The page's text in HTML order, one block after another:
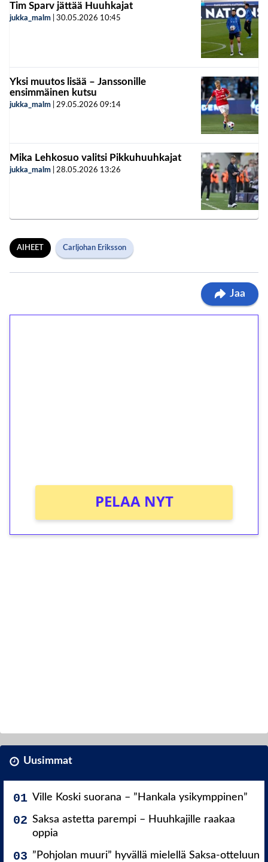
Tim Sparv jättää Huuhkajat
jukka_malm 30.05.2026 10:45
Yksi muutos lisää – Janssonille
ensimmäinen kutsu
jukka_malm 29.05.2026 09:14
Mika Lehkosuo valitsi Pikkuhuuhkajat
jukka_malm 28.05.2026 13:26
AIHEET Carljohan Eriksson
Jaa
PELAA NYT
Uusimmat
Ville Koski suorana – ”Hankala ysikymppinen”
Saksa astetta parempi – Huuhkajille raakaa
oppia
”Pohjolan muuri” hyvällä mielellä Saksa-otteluun